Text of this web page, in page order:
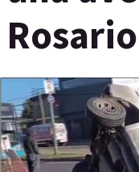
Rosario